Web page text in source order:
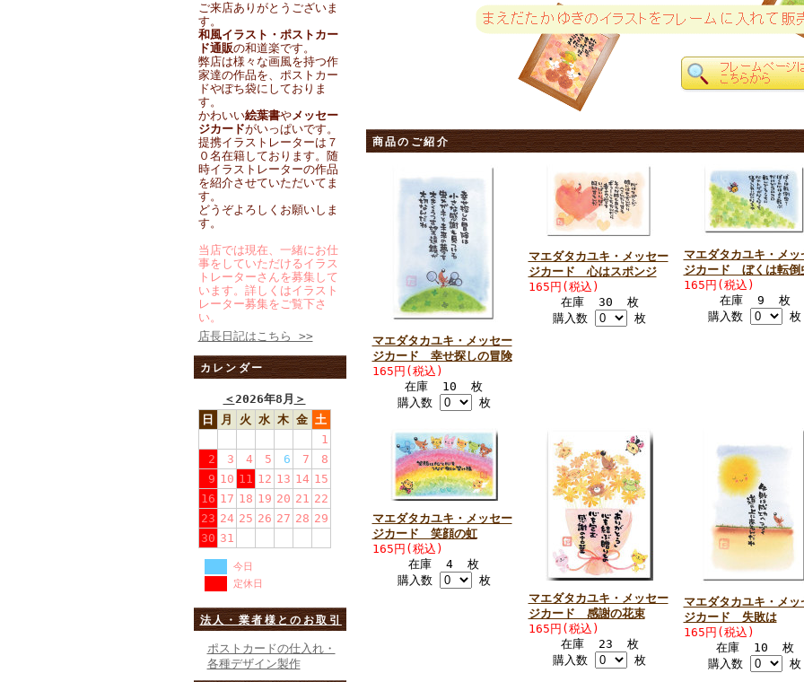
ご来店ありがとうございま
す。
和風イラスト・ポストカー
ド通販の和道楽です。
弊店は様々な画風を持つ作
家達の作品を、ポストカー
ドやぽち袋にしておりま
す。
かわいい絵葉書やメッセー
ジカードがいっぱいです。
提携イラストレーターは７
０名在籍しております。随
時イラストレーターの作品
を紹介させていただいてま
す。
どうぞよろしくお願いしま
す。
当店では現在、一緒にお仕
事をしていただけるイラス
トレーターさんを募集して
います。詳しくはイラスト
レーター募集をご覧下さ
い。
店長日記はこちら >>
カレンダー
＜2026年8月 ＞
日
月 火 水 木 金 土
1
2
3 4 5 6 7
8
9 10 11 12 13 14 15
16 17 18 19 20 21 22
23 24 25 26 27 28 29
30 31
今日
定休日
法人・業者様とのお取引
ポストカードの仕入れ・
各種デザイン製作
商品のご紹介
マエダタカユキ・メッセー
ジカード 幸せ探しの冒険
165円(税込)
在庫 10 枚
購入数
枚
マエダタカユキ・メッセー
ジカード 心はスポンジ
165円(税込)
在庫 30 枚
購入数
枚
マエダタカユキ・メッ
ジカード ぼくは転倒
165円(税込)
在庫 9 枚
購入数
枚
マエダタカユキ・メッセー
ジカード 笑顔の虹
165円(税込)
在庫 4 枚
購入数
枚
マエダタカユキ・メッセー
ジカード 感謝の花束
165円(税込)
在庫 23 枚
購入数
枚
マエダタカユキ・メッ
ジカード 失敗は
165円(税込)
在庫 10 枚
購入数
枚